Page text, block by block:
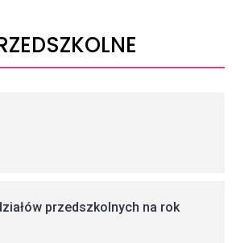
przedszkolnych na rok